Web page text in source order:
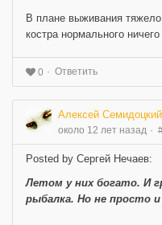
В плане выживания
костра нормального
0 Ответить
Алексей Семидоцкий
около 12 лет назад
Posted by Сергей Нечаев:
Летом у них богато. И
рыбалка. Но не просто